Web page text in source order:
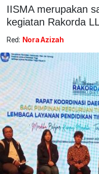
IISMA merupakan
kegiatan Rakorda
Red: Nora Azizah